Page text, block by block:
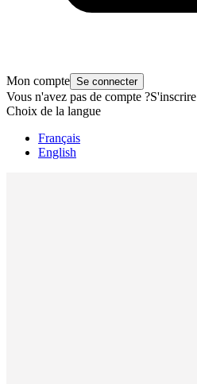
Mon compte Se connecter
Vous n'avez pas de compte ?S'inscrire
Choix de la langue
Français
English